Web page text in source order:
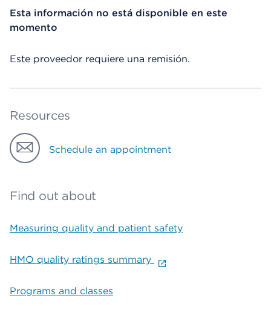
Esta información no está disponible en este
momento
Este proveedor requiere una remisión.
Resources
Schedule an appointment
Find out about
Measuring quality and patient safety
HMO quality ratings summary
Programs and classes